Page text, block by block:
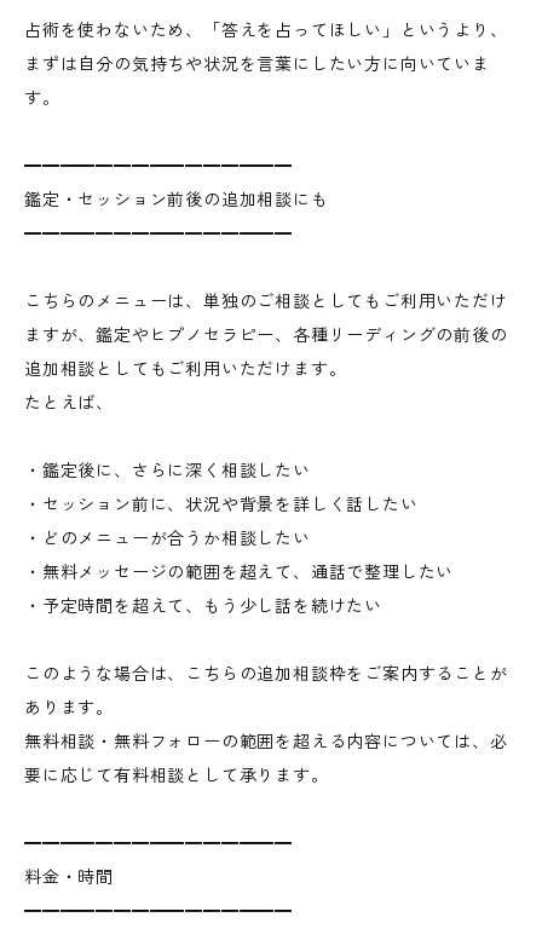
占術を使わないため、「答えを占ってほしい」というより、
まずは自分の気持ちや状況を言葉にしたい方に向いていま
す。
━━━━━━━━━━━━━━━
鑑定・セッション前後の追加相談にも
━━━━━━━━━━━━━━━
こちらのメニューは、単独のご相談としてもご利用いただけ
ますが、鑑定やヒプノセラピー、各種リーディングの前後の
追加相談としてもご利用いただけます。
たとえば、
・鑑定後に、さらに深く相談したい
・セッション前に、状況や背景を詳しく話したい
・どのメニューが合うか相談したい
・無料メッセージの範囲を超えて、通話で整理したい
・予定時間を超えて、もう少し話を続けたい
このような場合は、こちらの追加相談枠をご案内することが
あります。
無料相談・無料フォローの範囲を超える内容については、必
要に応じて有料相談として承ります。
━━━━━━━━━━━━━━━
料金・時間
━━━━━━━━━━━━━━━